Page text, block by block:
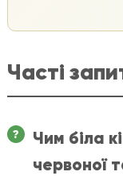
Часті
Чим біла
червоної